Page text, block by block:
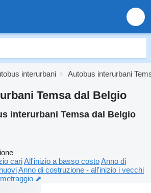
interurbani Autobus interurbani
Temsa dal Belgio
interurbani Temsa dal Belgio
cariAll'inizio a basso costoAnno di
Anno di costruzione - all'inizio i vecchi
⬈